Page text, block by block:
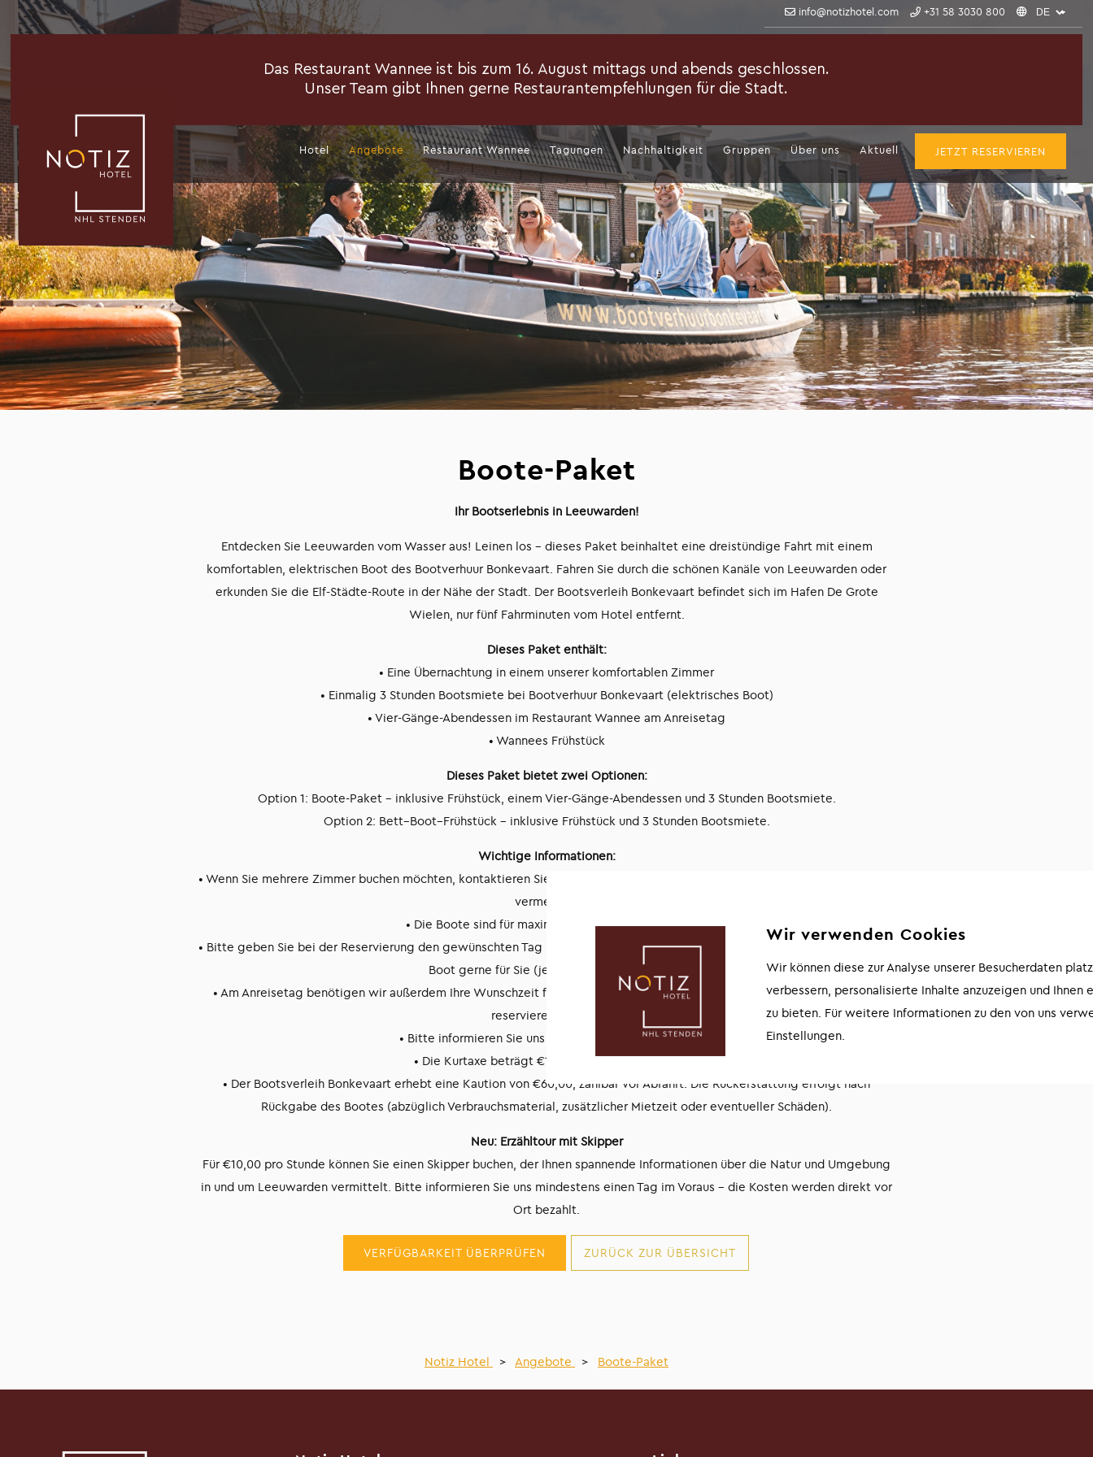
info@notizhotel.com +31 58 3030 800
Hotel Angebote Restaurant Wannee Tagungen Nachhaltigkeit Gruppen Über uns Aktuell JETZT RESERVIEREN
Boote-Paket
Ihr Bootserlebnis in Leeuwarden!
Entdecken Sie Leeuwarden vom Wasser aus! Leinen los – dieses Paket beinhaltet eine dreistündige Fahrt mit einem
komfortablen, elektrischen Boot des Bootverhuur Bonkevaart. Fahren Sie durch die schönen Kanäle von Leeuwarden oder
erkunden Sie die Elf-Städte-Route in der Nähe der Stadt. Der Bootsverleih Bonkevaart befindet sich im Hafen De Grote
Wielen, nur fünf Fahrminuten vom Hotel entfernt.
Dieses Paket enthält:
• Eine Übernachtung in einem unserer komfortablen Zimmer
• Einmalig 3 Stunden Bootsmiete bei Bootverhuur Bonkevaart (elektrisches Boot)
• Vier-Gänge-Abendessen im Restaurant Wannee am Anreisetag
• Wannees Frühstück
Dieses Paket bietet zwei Optionen:
Option 1: Boote-Paket – inklusive Frühstück, einem Vier-Gänge-Abendessen und 3 Stunden Bootsmiete.
Option 2: Bett–Boot–Frühstück – inklusive Frühstück und 3 Stunden Bootsmiete.
Wichtige Informationen:
• Wenn Sie mehrere Zimmer buchen möchten, kontaktieren Sie bitte unsere Reservierungsabteilung, um doppelte Kosten zu
vermeiden.
• Die Boote sind für maximal 6 Personen geeignet.
• Bitte geben Sie bei der Reservierung den gewünschten Tag und Tagesabschnitt für die Bootsmiete an. Wir reservieren das
Boot gerne für Sie (je nach Verfügbarkeit).
• Am Anreisetag benötigen wir außerdem Ihre Wunschzeit für das Abendessen, damit wir rechtzeitig einen Tisch für Sie
reservieren können.
• Bitte informieren Sie uns über eventuelle Allergien.
• Die Kurtaxe beträgt €1,65 pro Person und Tag.
• Der Bootsverleih Bonkevaart erhebt eine Kaution von €60,00, zahlbar vor Abfahrt. Die Rückerstattung erfolgt nach
Rückgabe des Bootes (abzüglich Verbrauchsmaterial, zusätzlicher Mietzeit oder eventueller Schäden).
Neu: Erzähltour mit Skipper
Für €10,00 pro Stunde können Sie einen Skipper buchen, der Ihnen spannende Informationen über die Natur und Umgebung
in und um Leeuwarden vermittelt. Bitte informieren Sie uns mindestens einen Tag im Voraus – die Kosten werden direkt vor
Ort bezahlt.
VERFÜGBARKEIT ÜBERPRÜFEN ZURÜCK ZUR ÜBERSICHT
Notiz Hotel > Angebote > Boote-Paket
Wir verwenden Cookies
Wir können diese zur Analyse unserer Besucherdaten
verbessern, personalisierte Inhalte anzuzeigen und
zu bieten. Für weitere Informationen zu den von uns
Einstellungen.